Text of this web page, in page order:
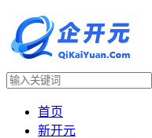
首页
新开元